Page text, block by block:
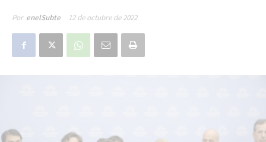
Por enelSubte 12 de octubre de 2022